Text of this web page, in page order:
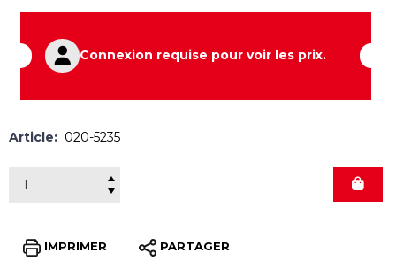
Connexion requise pour voir les prix.
Article: 020-5235
IMPRIMER PARTAGER